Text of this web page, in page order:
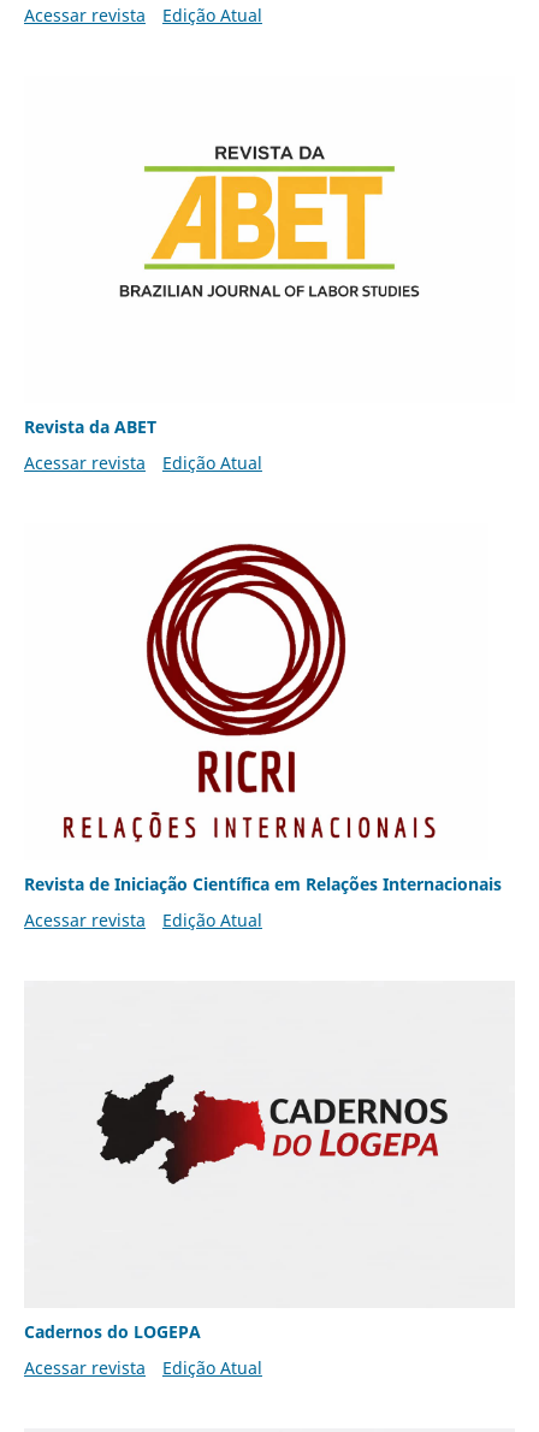
Acessar revista Edição Atual
Revista da ABET
Acessar revista
Edição Atual
Revista de Iniciação Científica em Relações Internacionais
Acessar revista
Edição Atual
Cadernos do LOGEPA
Acessar revista
Edição Atual